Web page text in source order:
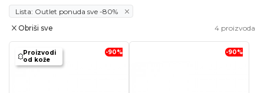
Lista: Outlet ponuda sve -80%
4 proizvoda
Obriši sve
Proizvodi
od kože
-90% -90%